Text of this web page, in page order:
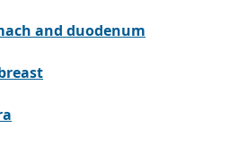
and duodenum